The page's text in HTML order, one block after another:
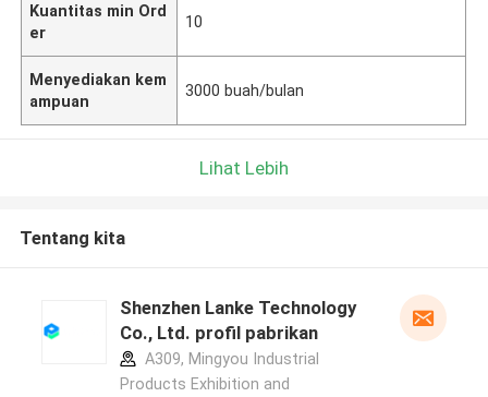
Kuantitas min Ord
er
10
Menyediakan kem
ampuan
3000 buah/bulan
Lihat Lebih
Tentang kita
Shenzhen Lanke Technology
Co., Ltd. profil pabrikan
A309, Mingyou Industrial
Products Exhibition and